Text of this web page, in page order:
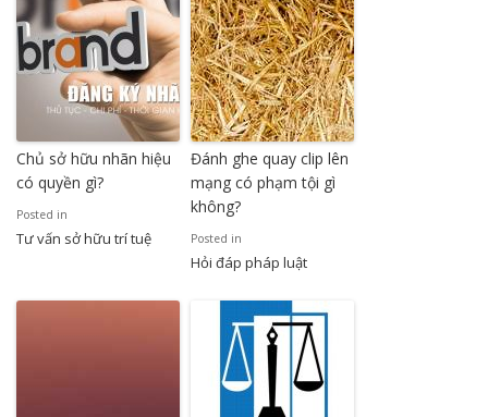
Chủ sở hữu nhãn hiệu
có quyền gì?
Posted in
Tư vấn sở hữu trí tuệ
Đánh ghe quay clip lên
mạng có phạm tội gì
không?
Posted in
Hỏi đáp pháp luật